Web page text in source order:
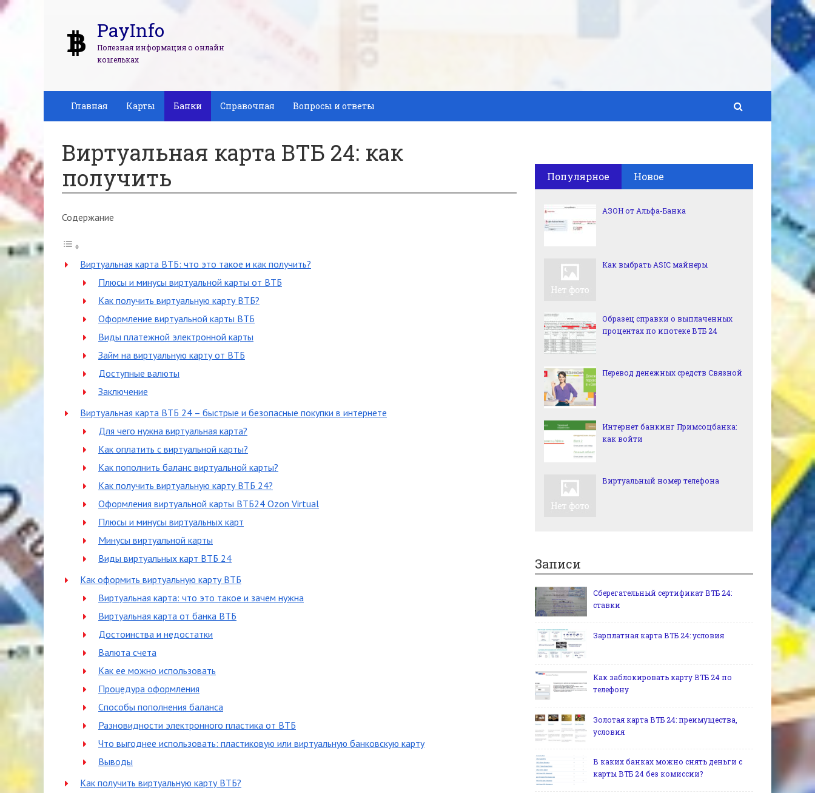
PayInfo
Полезная информация о онлайн
кошельках
Главная Карты Банки Справочная Вопросы и ответы
Виртуальная карта ВТБ 24: как
получить
Содержание
Виртуальная карта ВТБ: что это такое и как получить?
Плюсы и минусы виртуальной карты от ВТБ
Как получить виртуальную карту ВТБ?
Оформление виртуальной карты ВТБ
Виды платежной электронной карты
Займ на виртуальную карту от ВТБ
Доступные валюты
Заключение
Виртуальная карта ВТБ 24 – быстрые и безопасные покупки в интернете
Для чего нужна виртуальная карта?
Как оплатить с виртуальной карты?
Как пополнить баланс виртуальной карты?
Как получить виртуальную карту ВТБ 24?
Оформления виртуальной карты ВТБ24 Ozon Virtual
Плюсы и минусы виртуальных карт
Минусы виртуальной карты
Виды виртуальных карт ВТБ 24
Как оформить виртуальную карту ВТБ
Виртуальная карта: что это такое и зачем нужна
Виртуальная карта от банка ВТБ
Достоинства и недостатки
Валюта счета
Как ее можно использовать
Процедура оформления
Способы пополнения баланса
Разновидности электронного пластика от ВТБ
Что выгоднее использовать: пластиковую или виртуальную банковскую карту
Выводы
Как получить виртуальную карту ВТБ?
Популярное Новое
АЗОН от Альфа-Банка
Как выбрать ASIC майнеры
Образец справки о выплаченных
процентах по ипотеке ВТБ 24
Перевод денежных средств Связной
Интернет банкинг Примсоцбанка:
как войти
Виртуальный номер телефона
Записи
Сберегательный сертификат ВТБ 24:
ставки
Зарплатная карта ВТБ 24: условия
Как заблокировать карту ВТБ 24 по
телефону
Золотая карта ВТБ 24: преимущества,
условия
В каких банках можно снять деньги с
карты ВТБ 24 без комиссии?